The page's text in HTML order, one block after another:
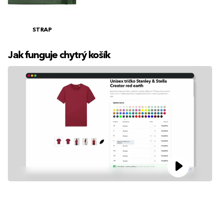
STRAP
Jak funguje chytrý košík